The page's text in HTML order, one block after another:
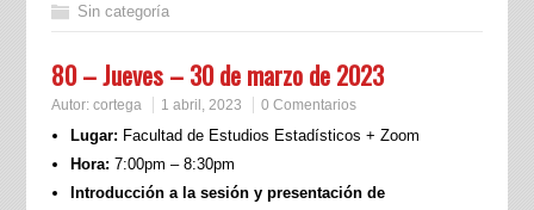
Sin categoría
80 – Jueves – 30 de marzo de 2023
Autor: cortega 1 abril, 2023 0 Comentarios
Lugar: Facultad de Estudios Estadísticos + Zoom
Hora: 7:00pm – 8:30pm
Introducción a la sesión y presentación de